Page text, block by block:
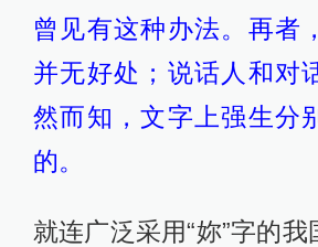
曾见有这种办法。再者
并无好处；说话人和对
然而知，文字上强生分
的。
就连广泛采用“妳”字的我